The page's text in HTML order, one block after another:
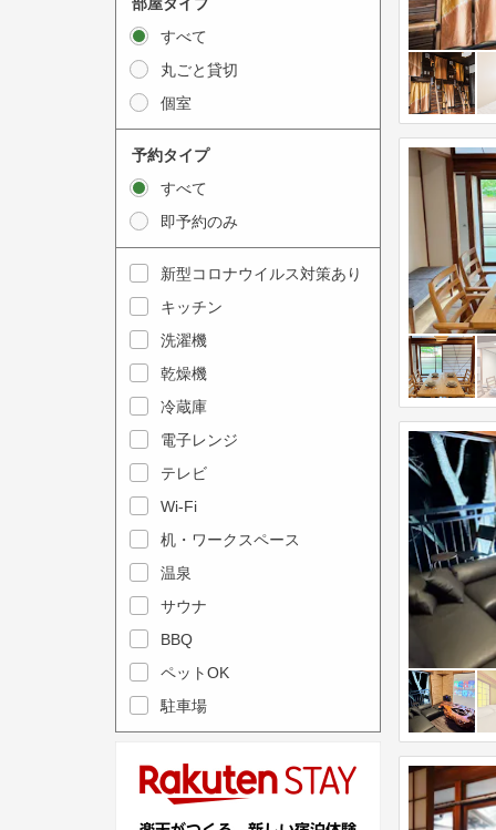
c
t
w
i
t
h
c
a
l
n
d
a
r
a
n
s
e
l
c
e
r
a
c
w
i
t
h
t
h
c
a
l
e
n
d
r
a
n
s
e
e
すべて
丸ごと貸切
個室
予約タイプ
すべて
即予約のみ
新型コロナウイルス対策あり
キッチン
洗濯機
乾燥機
冷蔵庫
電子レンジ
テレビ
Wi-Fi
机・ワークスペース
温泉
サウナ
BBQ
ペットOK
駐車場